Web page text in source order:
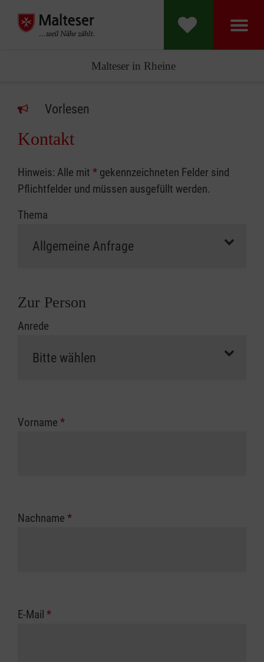
Malteser in Rheine
Vorlesen
Kontakt
Hinweis: Alle mit * gekennzeichneten Felder sind
Pflichtfelder und müssen ausgefüllt werden.
Thema
Zur Person
Anrede
Vorname *
Nachname *
E-Mail *